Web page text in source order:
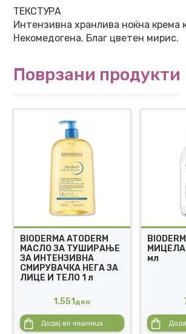
ТЕКСТУРА
Интензивна хранлива ноќна крема
Некомедогена. Благ цветен мирис.
Поврзани продукти
BIODERMA ATODERM
МАСЛО ЗА ТУШИРАЊЕ
ЗА ИНТЕНЗИВНА
СМИРУВАЧКА НЕГА ЗА
ЛИЦЕ И ТЕЛО 1 л
1.551ден
Додај во кошница
мл